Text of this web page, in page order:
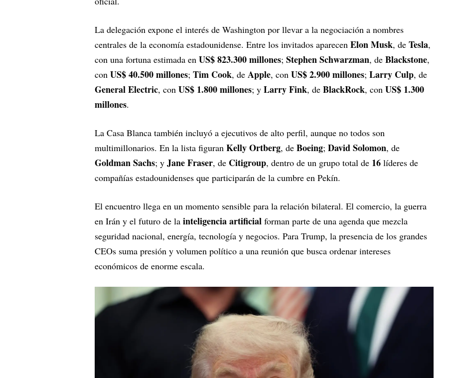
La delegación expone el interés de Washington por llevar a la negociación a nombres
centrales de la economía estadounidense. Entre los invitados aparecen Elon Musk, de Tesla,
con una fortuna estimada en US$ 823.300 millones; Stephen Schwarzman, de Blackstone,
con US$ 40.500 millones; Tim Cook, de Apple, con US$ 2.900 millones; Larry Culp, de
General Electric, con US$ 1.800 millones; y Larry Fink, de BlackRock, con US$ 1.300
millones.
La Casa Blanca también incluyó a ejecutivos de alto perfil, aunque no todos son
multimillonarios. En la lista figuran Kelly Ortberg, de Boeing; David Solomon, de
Goldman Sachs; y Jane Fraser, de Citigroup, dentro de un grupo total de 16 líderes de
compañías estadounidenses que participarán de la cumbre en Pekín.
El encuentro llega en un momento sensible para la relación bilateral. El comercio, la guerra
en Irán y el futuro de la inteligencia artificial forman parte de una agenda que mezcla
seguridad nacional, energía, tecnología y negocios. Para Trump, la presencia de los grandes
CEOs suma presión y volumen político a una reunión que busca ordenar intereses
económicos de enorme escala.